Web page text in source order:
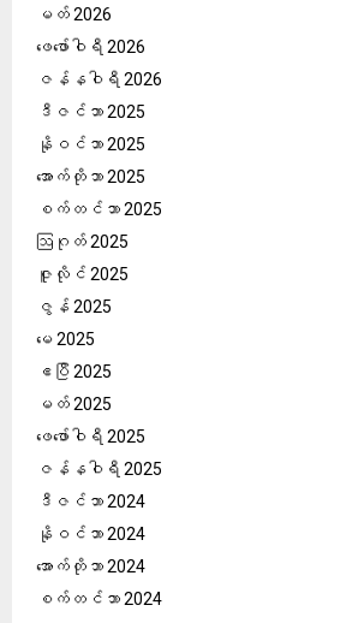
မတ် 2026
ဖေ‌ဖော်ဝါရီ 2026
ဇန်နဝါရီ 2026
ဒီဇင်ဘာ 2025
နိုဝင်ဘာ 2025
အောက်တိုဘာ 2025
စက်တင်ဘာ 2025
ဩဂုတ် 2025
ဇူလိုင် 2025
ဇွန် 2025
မေ 2025
ဧပြီ 2025
မတ် 2025
ဖေ‌ဖော်ဝါရီ 2025
ဇန်နဝါရီ 2025
ဒီဇင်ဘာ 2024
နိုဝင်ဘာ 2024
အောက်တိုဘာ 2024
စက်တင်ဘာ 2024